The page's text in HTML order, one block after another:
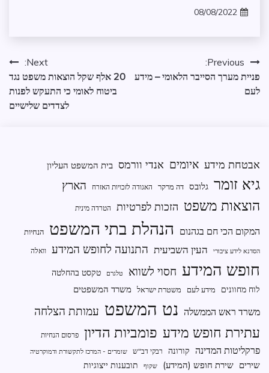
מדיניות
מידע
שנמסר
ממשל
08/08/2022
ניווטPrevious:
פניית מערך הסייבר הלאומי – מידע
לעם
Next:
20 אלף שקל הוצאות משפט נגד
ביטוח לאומי כי התעקש לפנות
לצדדים שלישיים
אבטחת מידע איומים אנדי וורמס בית המשפט העליון
גיא זומר גלובס דה מרקר האגודה לזכויות האזרח הארץ
הוצאות משפט הזכות לפרטיות הטרדה מינית
המקום הכי חם בגהנום הנהלת בתי המשפט הנחיות
הסדנא לידע ציבורי העין השביעית התנועה לחופש המידע וואלה
חופש המידע חסוי לשווא טלגרם
טקסט בהחלטה
לוח מחוונים
מידע לעם משטרת ישראל משרד המשפטים
משרד ראש הממשלה נט המשפט עמותת הצלחה
עתירת חופש מידע פומביות הדיון פרסום הנחיות
פרקליטות המדינה קורונה רבקי דב"ש שומרים - המרכז לתקשורת ודמוקרטיה
שירים שירת חופש (המידע) שקוף תובענות ייצוגיות